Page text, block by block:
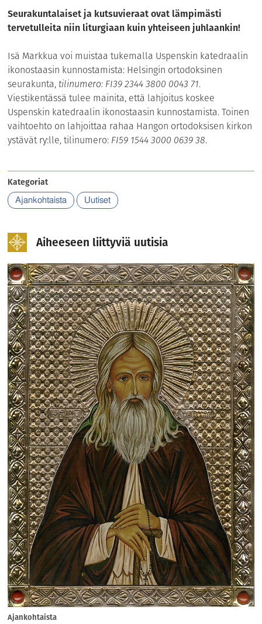
Seurakuntalaiset ja kutsuvieraat ovat lämpimästi
tervetulleita niin liturgiaan kuin yhteiseen juhlaankin!
Isä Markkua voi muistaa tukemalla Uspenskin katedraalin
ikonostaasin kunnostamista: Helsingin ortodoksinen
seurakunta,tilinumero: FI39 2344 3800 0043 71.
Viestikentässä tulee mainita, että lahjoitus koskee
Uspenskin katedraalin ikonostaasin kunnostamista. Toinen
vaihtoehto on lahjoittaa rahaa Hangon ortodoksisen kirkon
ystävät ry:lle, tilinumero: FI59 1544 3000 0639 38.
Kategoriat
Ajankohtaista Uutiset
Aiheeseen liittyviä uutisia
Ajankohtaista